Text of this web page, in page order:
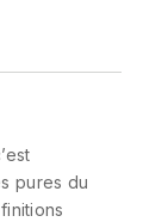
pures du